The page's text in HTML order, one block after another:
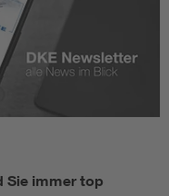
Sie immer top